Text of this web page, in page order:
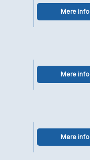
Mere info
Mere info
Mere info